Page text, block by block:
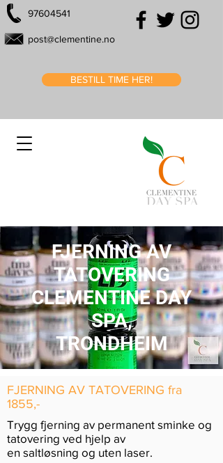
97604541
post@clementine.no
BESTILL TIME HER!
FJERNING AV
TATOVERING
CLEMENTINE DAY
SPA,
TRONDHEIM
FJERNING AV TATOVERING fra
1855,-
Trygg fjerning av permanent sminke og
tatovering ved hjelp av
en saltløsning og uten laser.